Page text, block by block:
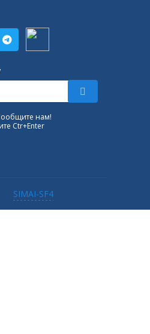
нам!
Ctr+Enter
SIMAI-SF4